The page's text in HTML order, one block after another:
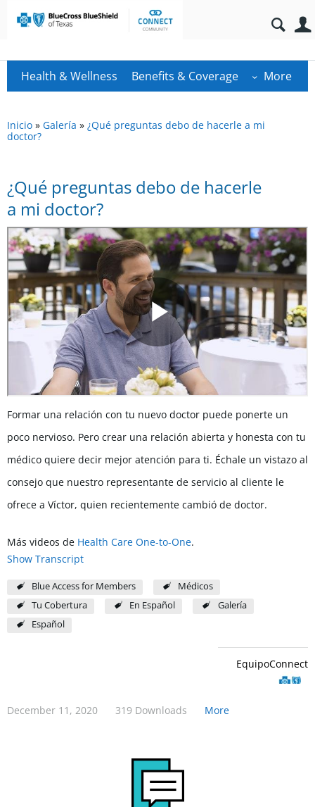
Health & Wellness Benefits & Coverage More
Inicio » Galería » ¿Qué preguntas debo de hacerle a mi
doctor?
¿Qué preguntas debo de hacerle
a mi doctor?
Formar una relación con tu nuevo doctor puede ponerte un
poco nervioso. Pero crear una relación abierta y honesta con tu
médico quiere decir mejor atención para ti. Échale un vistazo al
consejo que nuestro representante de servicio al cliente le
ofrece a Víctor, quien recientemente cambió de doctor.
Más videos de Health Care One-to-One.
Show Transcript
Blue Access for Members
Médicos
Tu Cobertura
En Español
Galería
Español
EquipoConnect
December 11, 2020 319 Downloads More